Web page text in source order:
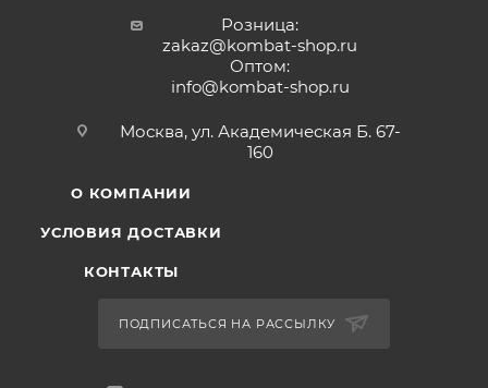
Розница:
zakaz@kombat-shop.ru
Оптом:
info@kombat-shop.ru
Москва, ул. Академическая Б. 67-
160
О КОМПАНИИ
УСЛОВИЯ ДОСТАВКИ
КОНТАКТЫ
ПОДПИСАТЬСЯ НА РАССЫЛКУ